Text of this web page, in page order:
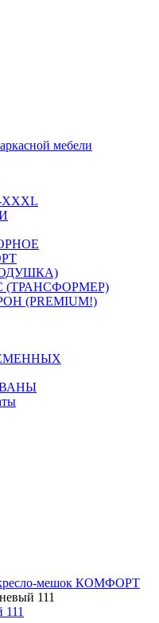
XXXL
(ТРАНСФОРМЕР)
(PREMIUM!)
мешок КОМФОРТ
111